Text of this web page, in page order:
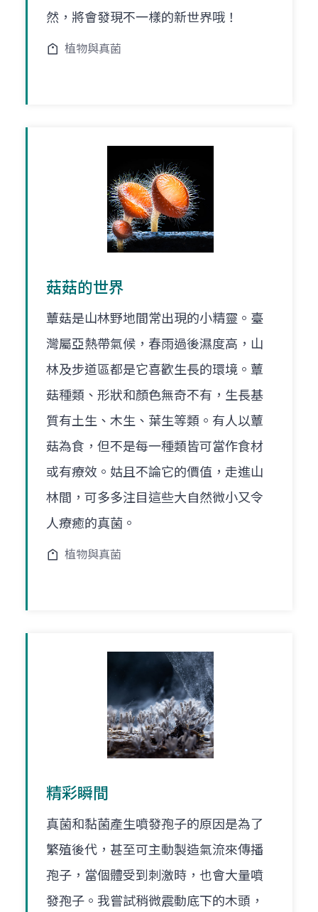
然，將會發現不一樣的新世界哦！
植物與真菌
菇菇的世界
蕈菇是山林野地間常出現的小精靈。臺
灣屬亞熱帶氣候，春雨過後濕度高，山
林及步道區都是它喜歡生長的環境。蕈
菇種類、形狀和顏色無奇不有，生長基
質有土生、木生、葉生等類。有人以蕈
菇為食，但不是每一種類皆可當作食材
或有療效。姑且不論它的價值，走進山
林間，可多多注目這些大自然微小又令
人療癒的真菌。
植物與真菌
精彩瞬間
真菌和黏菌產生噴發孢子的原因是為了
繁殖後代，甚至可主動製造氣流來傳播
孢子，當個體受到刺激時，也會大量噴
發孢子。我嘗試稍微震動底下的木頭，